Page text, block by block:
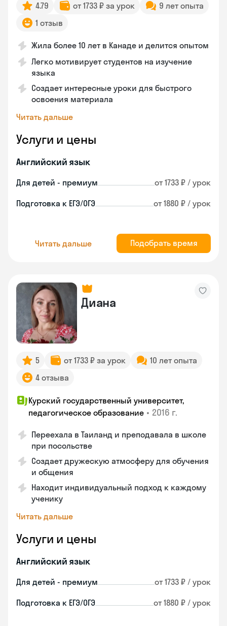
4.79 от 1733 ₽ за урок
9 лет опыта
1 отзыв
Жила более 10 лет в Канаде и делится опытом
Легко мотивирует студентов на изучение
языка
Создает интересные уроки для быстрого
освоения материала
Читать дальше
Услуги и цены
Английский язык
Для детей - премиум от 1733 ₽ / урок
Подготовка к ЕГЭ/ОГЭ от 1880 ₽ / урок
Читать дальше Подобрать время
Диана
5 от 1733 ₽ за урок
10 лет опыта
4 отзыва
Курский государственный университет,
педагогическое образование • 2016 г.
Переехала в Таиланд и преподавала в школе
при посольстве
Создает дружескую атмосферу для обучения
и общения
Находит индивидуальный подход к каждому
ученику
Читать дальше
Услуги и цены
Английский язык
Для детей - премиум от 1733 ₽ / урок
Подготовка к ЕГЭ/ОГЭ от 1880 ₽ / урок